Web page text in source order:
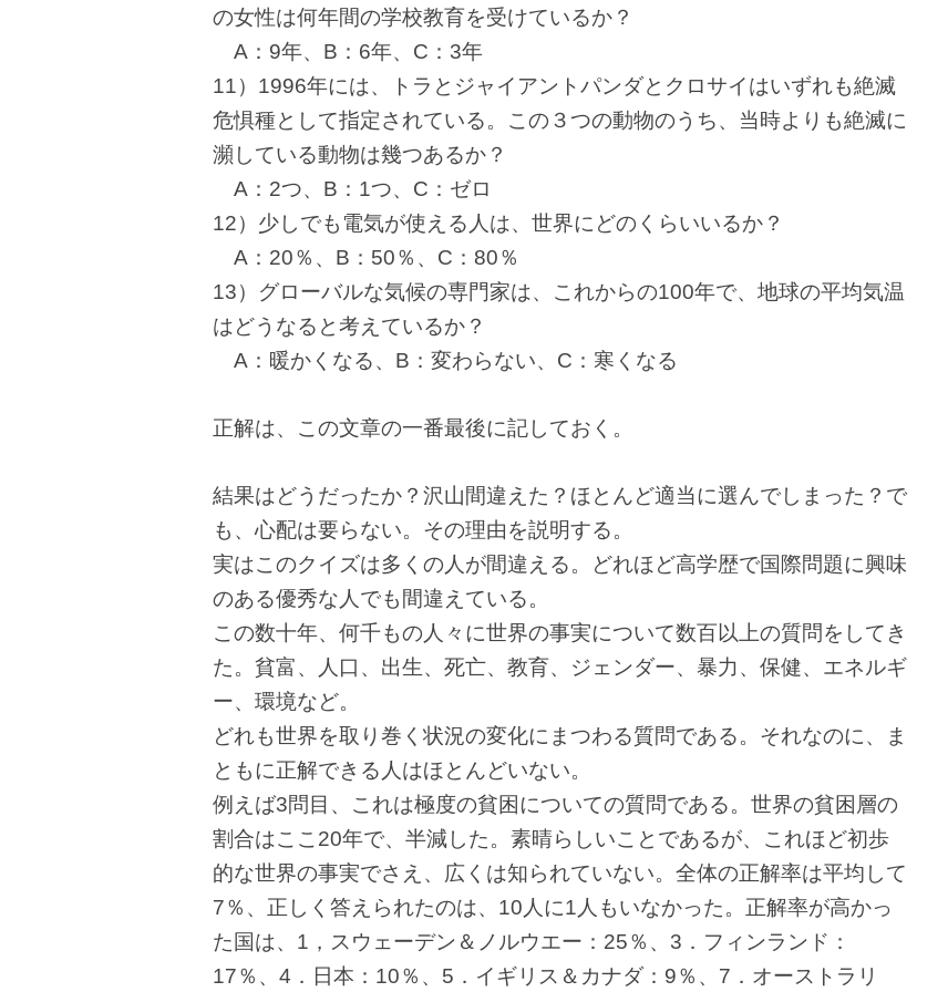
の女性は何年間の学校教育を受けているか？
A：9年、B：6年、C：3年
11）1996年には、トラとジャイアントパンダとクロサイはいずれも絶滅
危惧種として指定されている。 この３つの動物のうち、当時よりも絶滅に
瀕している動物は幾つあるか？
A：2つ、B：1つ、C：ゼロ
12）少しでも電気が使える人は、世界にどのくらいいるか？
A：20％、B：50％、C：80％
13）グローバルな気候の専門家は、これからの100年で、地球の平均気温
はどうなると考えているか？
A：暖かくなる、B：変わらない、C：寒くなる
正解は、この文章の一番最後に記しておく。
結果はどうだったか？沢山間違えた？ほとんど適当に選んでしまった？で
も、心配は要らない。その理由を説明する。
実はこのクイズは多くの人が間違える。どれほど高学歴で国際問題に興味
のある優秀な人でも間違えている。
この数十年、何千もの人々に世界の事実について数百以上の質問をしてき
た。貧富、人口、出生、死亡、教育、ジェンダー、暴力、保健、エネルギ
ー、環境など。
どれも世界を取り巻く状況の変化にまつわる質問である。それなのに、ま
ともに正解できる人はほとんどいない。
例えば3問目、これは極度の貧困についての質問である。世界の貧困層の
割合はここ20年で、半減した。素晴らしいことであるが、これほど初歩
的な世界の事実でさえ、広くは知られていない。全体の正解率は平均して
7％、正しく答えられたのは、10人に1人もいなかった。正解率が高かっ
た国は、1，スウェーデン＆ノルウエー：25％、3．フィンランド：
17％、4．日本：10％、5．イギリス＆カナダ：9％、7．オーストラリ